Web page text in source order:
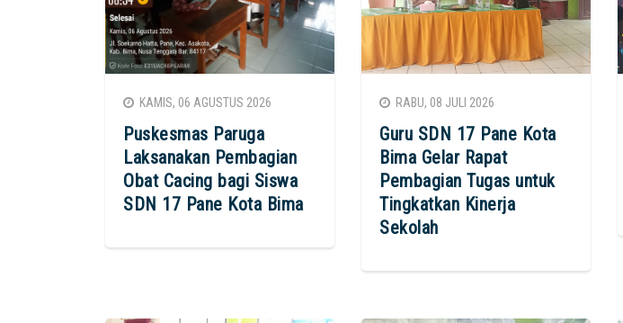
KAMIS, 06 AGUSTUS 2026
Puskesmas Paruga
Laksanakan Pembagian
Obat Cacing bagi Siswa
SDN 17 Pane Kota Bima
RABU, 08 JULI 2026
Guru SDN 17 Pane Kota
Bima Gelar Rapat
Pembagian Tugas untuk
Tingkatkan Kinerja
Sekolah